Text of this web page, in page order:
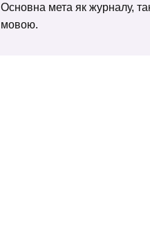
Основна мета як журналу,
мовою.